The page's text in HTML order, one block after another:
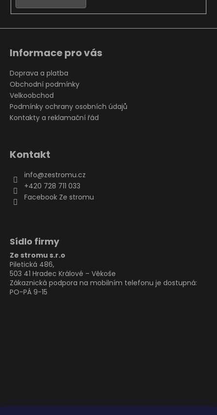
Informace pro vás
Doprava a platba
Obchodní podmínky
Velkoobchod
Podmínky ochrany osobních údajů
Kontakty a reklamační řád
Kontakt
info@zestromu.cz
+420 728 711 033
Facebook Ze stromu
Sídlo firmy
Ze stromu s.r.o
Piletická 486,
503 41 Hradec Králové – Věkoše
Zákaznická podpora na mobilním telefonu je dostupná:
PO-PÁ 9-15